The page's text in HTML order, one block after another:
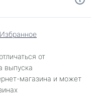
от
выпуска
магазина и может